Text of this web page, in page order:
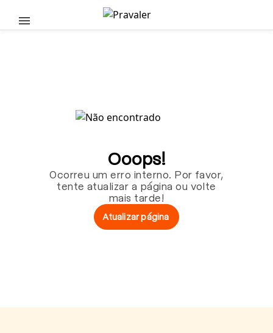
Pular para o conteúdo principal
Ooops!
Ocorreu um erro interno. Por favor,
tente atualizar a página ou volte
mais tarde!
Atualizar página